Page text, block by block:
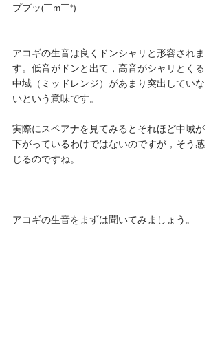
ププッ(￣m￣*)
アコギの生音は良くドンシャリと形容されま
す。低音がドンと出て，高音がシャリとくる
中域（ミッドレンジ）があまり突出していな
いという意味です。
実際にスペアナを見てみるとそれほど中域が
下がっているわけではないのですが，そう感
じるのですね。
アコギの生音をまずは聞いてみましょう。